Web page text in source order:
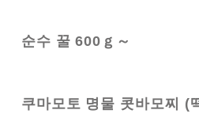
순수 꿀 600ｇ～
쿠마모토 명물 콧바모찌 (